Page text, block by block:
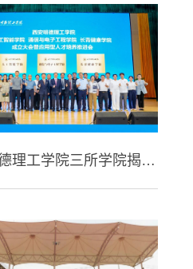
西安明德理工学院三所学院揭牌成立｜聚焦人工智能、信息通信与生命健康，打造应用型人才培养新引擎